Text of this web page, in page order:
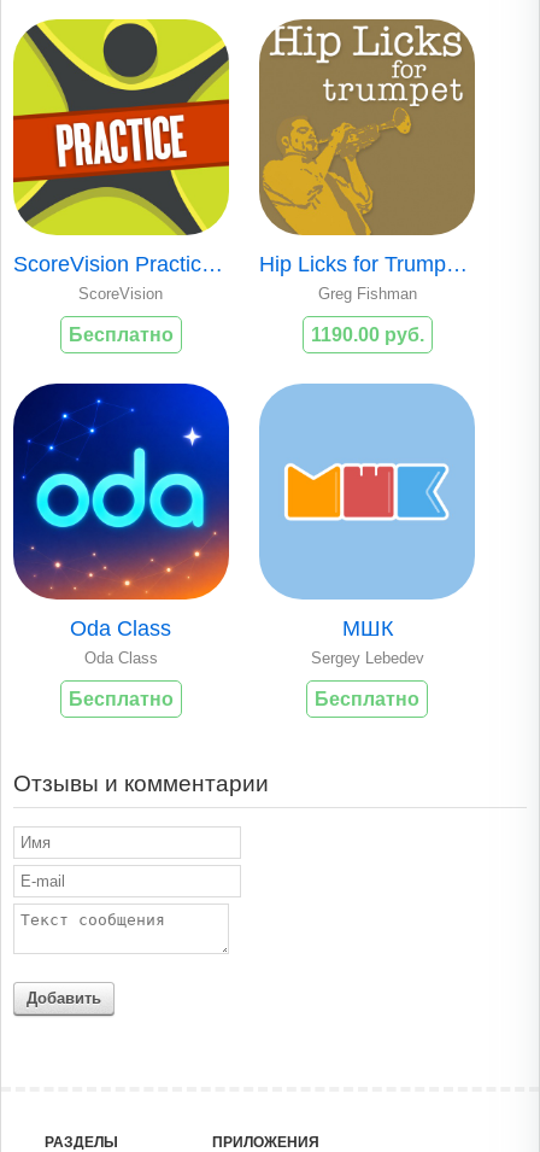
ScoreVision Practice FB
ScoreVision
Бесплатно
Hip Licks for Trumpet (V1)
Greg Fishman
1190.00 руб.
Oda Class
Oda Class
Бесплатно
МШК
Sergey Lebedev
Бесплатно
Отзывы и комментарии
Добавить
РАЗДЕЛЫ ПРИЛОЖЕНИЯ